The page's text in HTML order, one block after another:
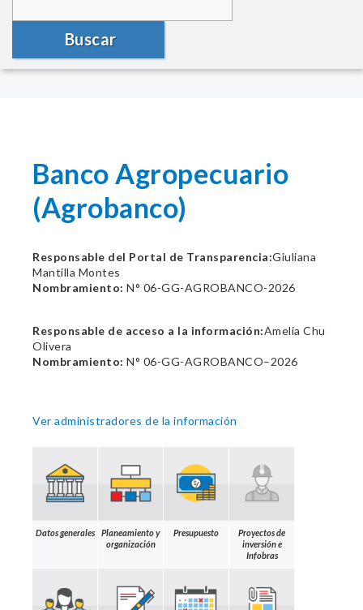
Buscar
Banco Agropecuario
(Agrobanco)
Responsable del Portal de Transparencia:Giuliana
Mantilla Montes
Nombramiento: N° 06-GG-AGROBANCO-2026
Responsable de acceso a la información:Amelia Chu
Olivera
Nombramiento: N° 06-GG-AGROBANCO–2026
Ver administradores de la información
Datos generales
Planeamiento y
organización
Presupuesto
Proyectos de
inversión e
Infobras